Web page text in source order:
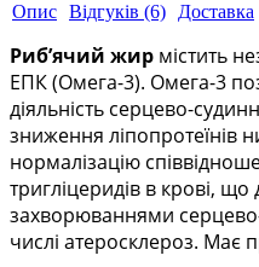
Опис Відгуків (6) Доставка
Риб’ячий жир містить
ЕПК (Омега-3). Омега-3
діяльність серцево-
зниження ліпопротеїнів
нормалізацію
тригліцеридів в крові,
захворюваннями
числі атеросклероз. Має